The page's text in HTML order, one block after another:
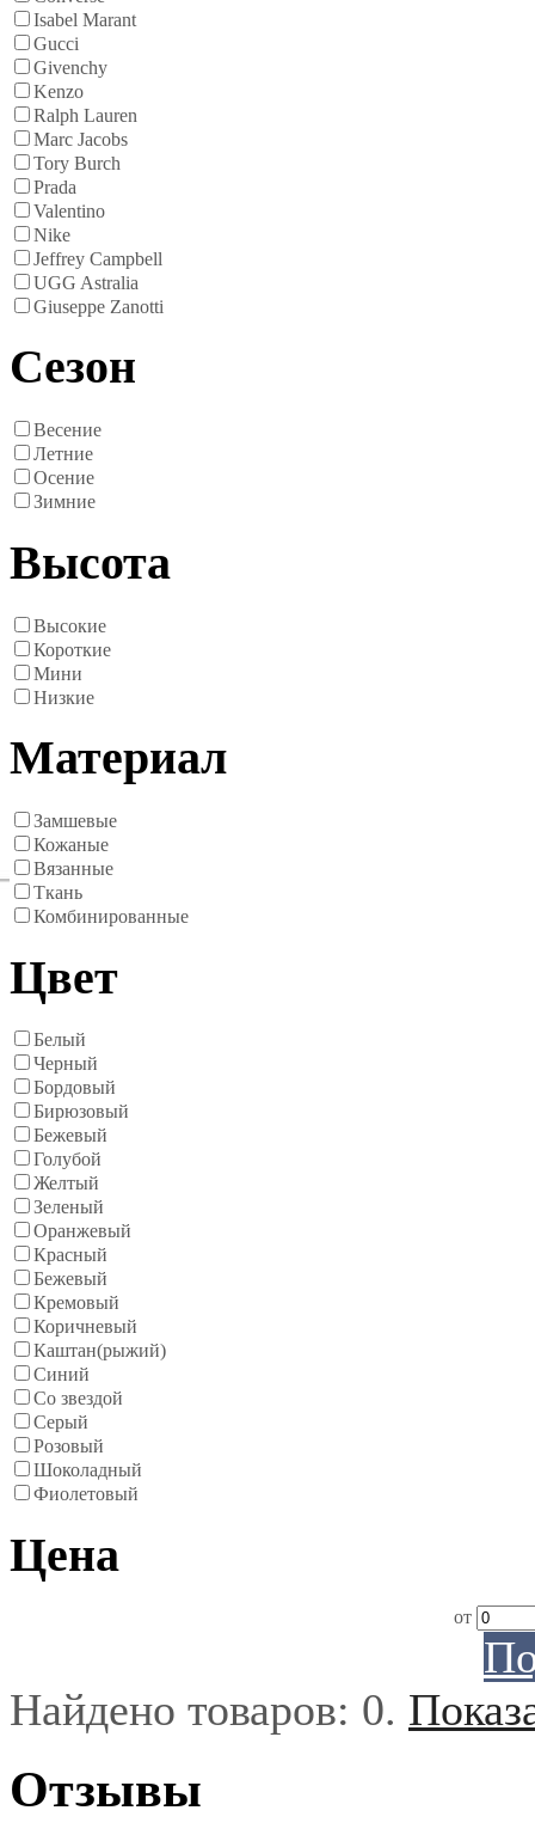
Isabel Marant
Gucci
Givenchy
Kenzo
Ralph Lauren
Marc Jacobs
Tory Burch
Prada
Valentino
Nike
Jeffrey Campbell
UGG Astralia
Giuseppe Zanotti
Сезон
Весение
Летние
Осение
Зимние
Высота
Высокие
Короткие
Мини
Низкие
Материал
Замшевые
Кожаные
Вязанные
Ткань
Комбинированные
Цвет
Белый
Черный
Бордовый
Бирюзовый
Бежевый
Голубой
Желтый
Зеленый
Оранжевый
Красный
Бежевый
Кремовый
Коричневый
Каштан(рыжий)
Синий
Со звездой
Серый
Розовый
Шоколадный
Фиолетовый
Цена
от
Найдено товаров: 0.
Отзывы